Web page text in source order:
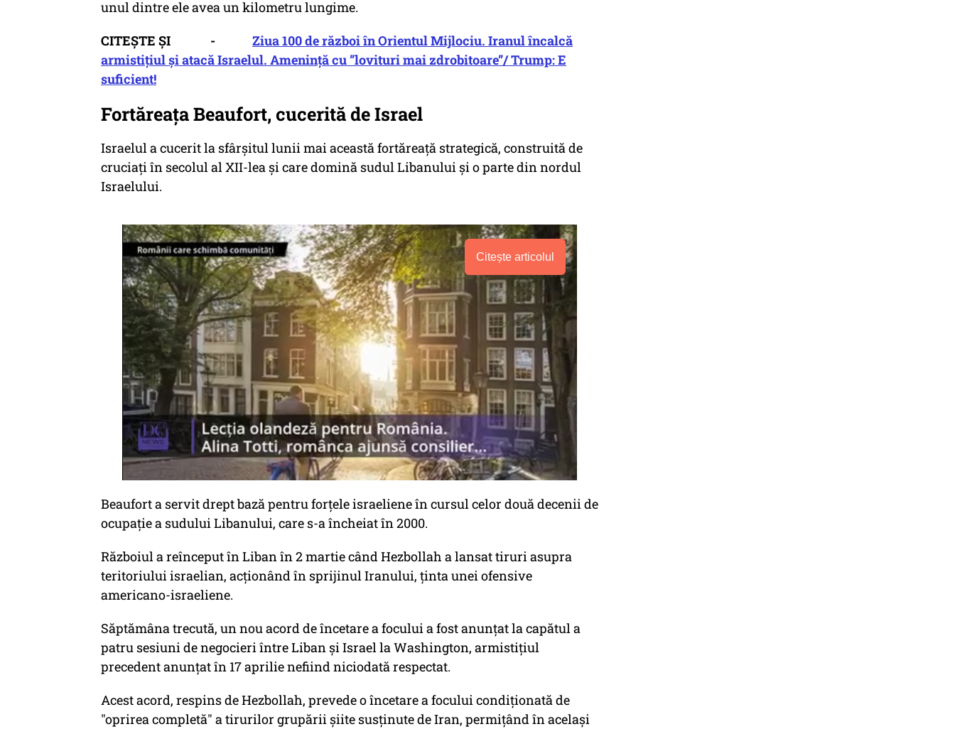
unul dintre ele avea un kilometru lungime.
CITEȘTE ȘI - Ziua 100 de război în Orientul Mijlociu. Iranul încalcă
armistițiul și atacă Israelul. Amenință cu ”lovituri mai zdrobitoare”/ Trump: E
suficient!
Fortăreața Beaufort, cucerită de Israel
Israelul a cucerit la sfârşitul lunii mai această fortăreaţă strategică, construită de
cruciaţi în secolul al XII-lea şi care domină sudul Libanului şi o parte din nordul
Israelului.
Citește articolul
Beaufort a servit drept bază pentru forţele israeliene în cursul celor două decenii de
ocupaţie a sudului Libanului, care s-a încheiat în 2000.
Războiul a reînceput în Liban în 2 martie când Hezbollah a lansat tiruri asupra
teritoriului israelian, acţionând în sprijinul Iranului, ţinta unei ofensive
americano-israeliene.
Săptămâna trecută, un nou acord de încetare a focului a fost anunţat la capătul a
patru sesiuni de negocieri între Liban şi Israel la Washington, armistiţiul
precedent anunţat în 17 aprilie nefiind niciodată respectat.
Acest acord, respins de Hezbollah, prevede o încetare a focului condiţionată de
"oprirea completă" a tirurilor grupării şiite susţinute de Iran, permiţând în acelaşi